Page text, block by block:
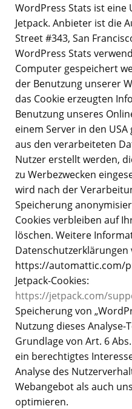
WordPress Stats ist
Jetpack. Anbieter ist die
Street #343, San
WordPress Stats
Computer gespeichert
der Benutzung unserer
das Cookie erzeugten
Benutzung unseres
einem Server in den
aus den verarbeiteten
Nutzer erstellt werden,
zu Werbezwecken
wird nach der
Speicherung
Cookies verbleiben auf
löschen. Weitere
https://automattic.com/
Jetpack-Cookies:
https://jetpack.com/
Speicherung von
Nutzung dieses Analyse-
Grundlage von Art. 6
ein berechtigtes
Analyse des
Webangebot als auch
optimieren.